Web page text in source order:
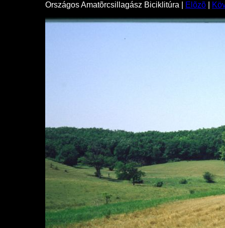
Országos Amatõrcsillagász Biciklitúra | Elõzõ